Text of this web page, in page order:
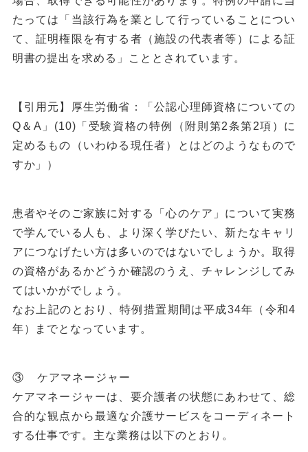
たっては「当該行為を業として行っていることについ
て、証明権限を有する者（施設の代表者等）による証
明書の提出を求める」こととされています。
【引用元】厚生労働省：「公認心理師資格についての
Q＆A」(10)「受験資格の特例（附則第2条第2項）に
定めるもの（いわゆる現任者）とはどのようなもので
すか」）
患者やそのご家族に対する「心のケア」について実務
で学んでいる人も、より深く学びたい、新たなキャリ
アにつなげたい方は多いのではないでしょうか。取得
の資格があるかどうか確認のうえ、チャレンジしてみ
てはいかがでしょう。
なお上記のとおり、特例措置期間は平成34年（令和4
年）までとなっています。
③ ケアマネージャー
ケアマネージャーは、要介護者の状態にあわせて、総
合的な観点から最適な介護サービスをコーディネート
する仕事です。主な業務は以下のとおり。